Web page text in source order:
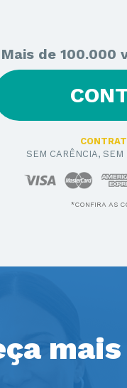
Mais de 100.000
SEM CARÊNCIA, SEM
*CONFIRA AS